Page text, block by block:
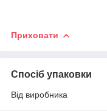
Приховати
Спосіб упаковки
Від виробника